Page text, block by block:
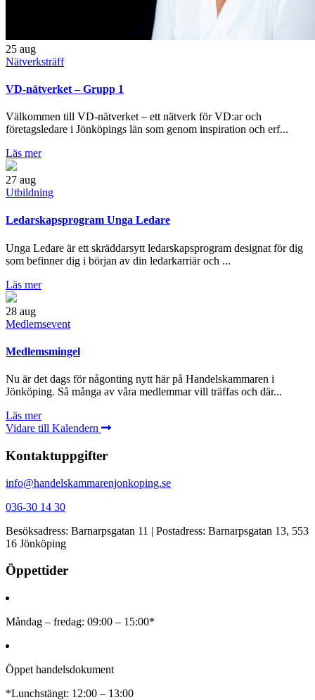
25 aug
Nätverksträff
VD-nätverket – Grupp 1
Välkommen till VD-nätverket – ett nätverk för VD:ar och
företagsledare i Jönköpings län som genom inspiration och erf...
Läs mer
27 aug
Utbildning
Ledarskapsprogram Unga Ledare
Unga Ledare är ett skräddarsytt ledarskapsprogram designat för dig
som befinner dig i början av din ledarkarriär och ...
Läs mer
28 aug
Medlemsevent
Medlemsmingel
Nu är det dags för någonting nytt här på Handelskammaren i
Jönköping. Så många av våra medlemmar vill träffas och där...
Läs mer
Vidare till Kalendern
Kontaktuppgifter
info@handelskammarenjonkoping.se
036-30 14 30
Besöksadress: Barnarpsgatan 11 | Postadress: Barnarpsgatan 13, 553
16 Jönköping
Öppettider
Måndag – fredag: 09:00 – 15:00*
Öppet handelsdokument
*Lunchstängt: 12:00 – 13:00